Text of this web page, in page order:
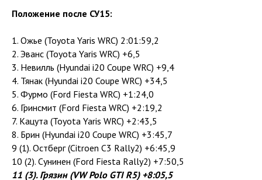
Положение после СУ15:
1. Ожье (Toyota Yaris WRC) 2:01:59,2
2. Эванс (Toyota Yaris WRC) +6,5
3. Невилль (Hyundai i20 Coupe WRC) +9,4
4. Тянак (Hyundai i20 Coupe WRC) +34,5
5. Фурмо (Ford Fiesta WRC) +1:24,0
6. Гринсмит (Ford Fiesta WRC) +2:19,2
7. Кацута (Toyota Yaris WRC) +2:43,5
8. Брин (Hyundai i20 Coupe WRC) +3:45,7
9 (1). Остберг (Citroen C3 Rally2) +6:45,9
10 (2). Сунинен (Ford Fiesta Rally2) +7:50,5
11 (3). Грязин (VW Polo GTI R5) +8:05,5